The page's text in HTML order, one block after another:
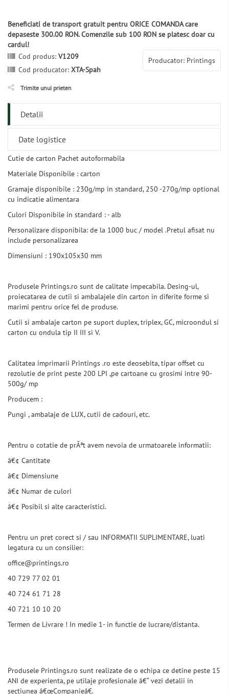
Beneficiati de transport gratuit pentru ORICE COMANDA care
depaseste 300.00 RON. Comenzile sub 100 RON se platesc doar cu
cardul!
Producator: Printings
Cod produs: V1209
Cod producator: XTA-Spah
Trimite unui prieten
Detalii
Date logistice
Cutie de carton Pachet autoformabila
Materiale Disponibile : carton
Gramaje disponibile : 230g/mp in standard, 250 -270g/mp optional
cu indicatie alimentara
Culori Disponibile in standard : - alb
Personalizare disponibila: de la 1000 buc / model .Pretul afisat nu
include personalizarea
Dimensiuni : 190x105x30 mm
Produsele Printings.ro sunt de calitate impecabila. Desing-ul,
proiecatarea de cutii si ambalajele din carton in diferite forme si
marimi pentru orice fel de produse.
Cutii si ambalaje carton pe suport duplex, triplex, GC, microondul si
carton cu ondula tip II III si V.
Calitatea imprimarii Printings .ro este deosebita, tipar offset cu
rezolutie de print peste 200 LPI ,pe cartoane cu grosimi intre 90-
500g/ mp
Producem :
Pungi , ambalaje de LUX, cutii de cadouri, etc.
Pentru o cotatie de prÃªt avem nevoia de urmatoarele informatii:
â€¢ Cantitate
â€¢ Dimensiune
â€¢ Numar de culori
â€¢ Posibil si alte caracteristici.
Pentru un pret corect si / sau INFORMATII SUPLIMENTARE, luati
legatura cu un consilier:
office@printings.ro
40 729 77 02 01
40 724 61 71 28
40 721 10 10 20
Termen de Livrare ! In medie 1- in functie de lucrare/distanta.
Produsele Printings.ro sunt realizate de o echipa ce detine peste 15
ANI de experienta, pe utilaje profesionale â€“ vezi detalii in
sectiunea â€œCompanieâ€.